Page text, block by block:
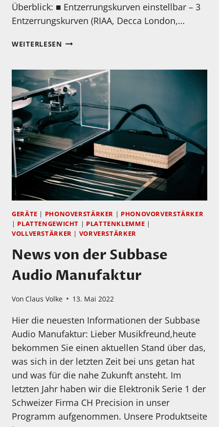
Überblick: ■ Entzerrungskurven einstellbar – 3
Entzerrungskurven (RIAA, Decca London,…
WEITERLESENNEUER
GOLD
NOTE:
PH-
5
GERÄTE | PHONOVERSTÄRKER | PHONOVORVERSTÄRKER
| PLATTENGEWICHT | PLATTENKLEMME |
VOLLVERSTÄRKER | VORVERSTÄRKER
News von der Subbase
Audio Manufaktur
Von Claus Volke 13. Mai 2022
Hier die neuesten Informationen der Subbase
Audio Manufaktur: Lieber Musikfreund,heute
bekommen Sie einen aktuellen Stand über das,
was sich in der letzten Zeit bei uns getan hat
und was für die nahe Zukunft ansteht. Im
letzten Jahr haben wir die Elektronik Serie 1 der
Schweizer Firma CH Precision in unser
Programm aufgenommen. Unsere Produktseite